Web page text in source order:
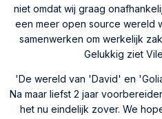
niet omdat wij graag
een meer open source wereld
samenwerken om werkelijk
Gelukkig ziet
'De wereld van 'David' en
Na maar liefst 2 jaar
het nu eindelijk zover. We